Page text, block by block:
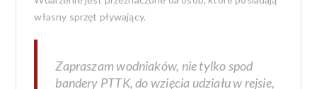
własny sprzęt pływający.
Zapraszam wodniaków, nie tylko spod
bandery PTTK, do wzięcia udziału w rejsie,